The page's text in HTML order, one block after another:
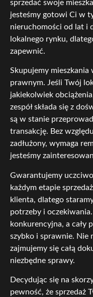
sprzedać swoje
jesteśmy gotowi Ci w
nieruchomości od lat i
lokalnego rynku,
zapewnić.
Skupujemy
prawnym. Jeśli Twój
jakiekolwiek
zespół składa się z
są w stanie
transakcję. Bez
zadłużony, wymaga
jesteśmy
Gwarantujemy
każdym etapie
klienta, dlatego
potrzeby i
konkurencyjna, a cały
szybko i sprawnie. Nie
zajmujemy się całą
niezbędne sprawy.
Decydując się na
pewność, że sprzedaż